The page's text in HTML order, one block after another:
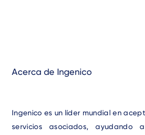
Acerca de Ingenico
Ingenico es un líder mundial en
servicios asociados, ayudando